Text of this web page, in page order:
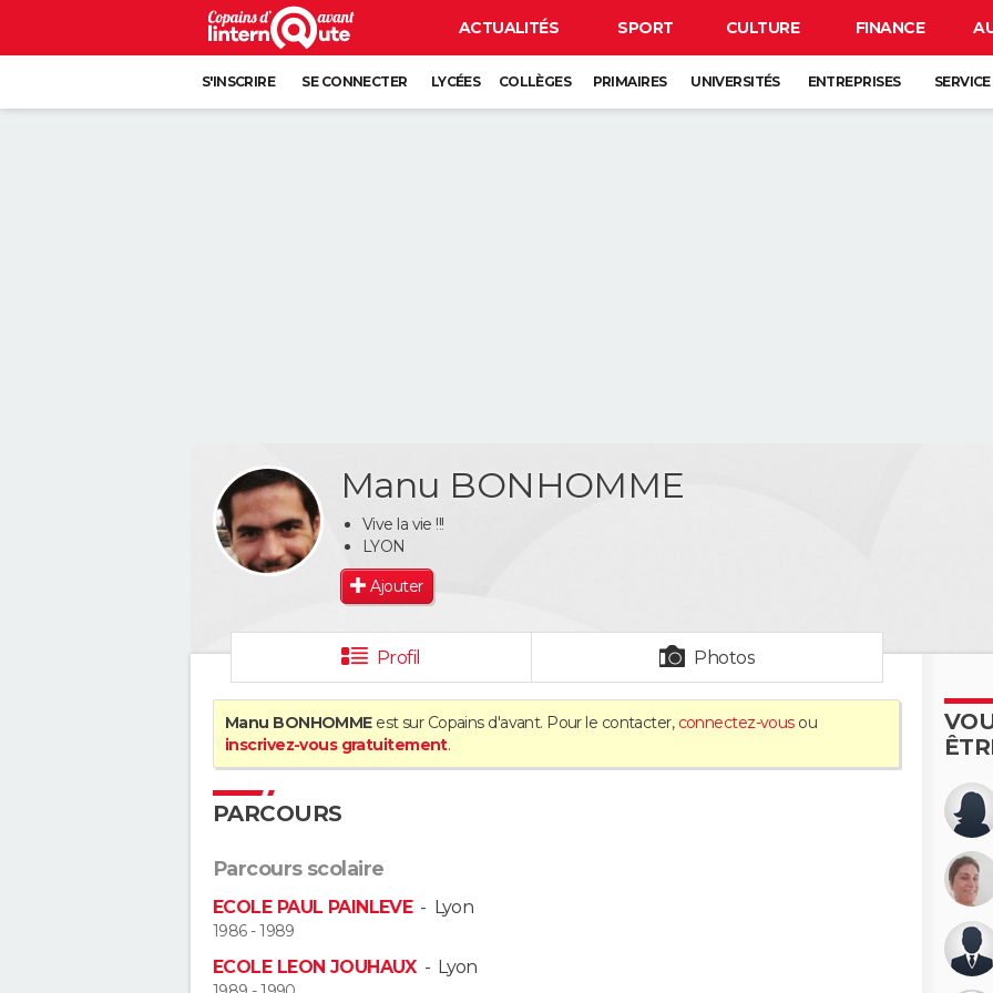
ACTUALITÉS SPORT CULTURE FINANCE
S'INSCRIRE SE CONNECTER LYCÉES COLLÈGES PRIMAIRES UNIVERSITÉS ENTREPRISES
Manu BONHOMME
Vive la vie !!!
LYON
Ajouter
Profil Photos
Manu BONHOMMEest sur Copains d'avant. Pour le contacter, connectez-vousou
inscrivez-vous gratuitement.
PARCOURS
Parcours scolaire
ECOLE PAUL PAINLEVE- Lyon
1986 - 1989
ECOLE LEON JOUHAUX- Lyon